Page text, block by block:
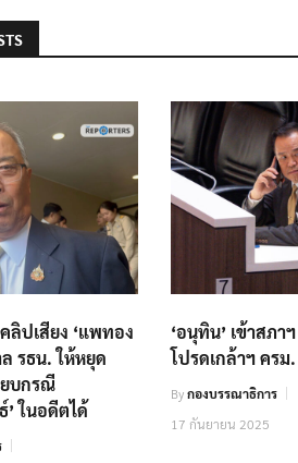
ลิปเสียง ‘แพทอง
รธน. ให้หยุด
บกรณี
ในอดีตได้
‘อนุทิน’ เข้าสภา
โปรดเกล้าฯ ครม.
Byกองบรรณาธิการ
17 กันยายน 2025